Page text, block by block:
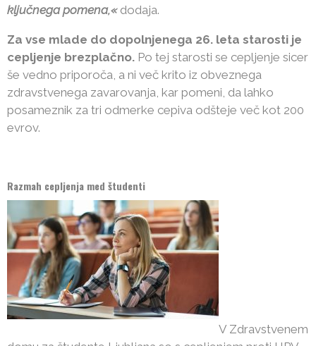
ključnega pomena,«dodaja.
Za vse mlade do dopolnjenega 26. leta starosti je
cepljenje brezplačno. Po tej starosti se cepljenje sicer
še vedno priporoča, a ni več krito iz obveznega
zdravstvenega zavarovanja, kar pomeni, da lahko
posameznik za tri odmerke cepiva odšteje več kot 200
evrov.
Razmah cepljenja med študenti
V Zdravstvenem